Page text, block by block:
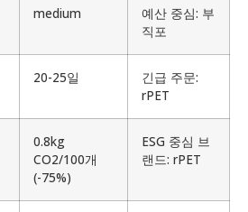
medium
예산 중심: 부
직포
20-25일
긴급 주문:
rPET
0.8kg
CO2/100개
(-75%)
ESG 중심 브
랜드: rPET